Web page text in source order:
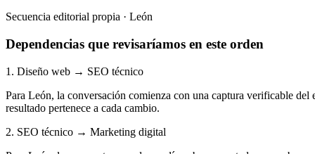
Secuencia editorial propia · León
Dependencias que revisaríamos en este orden
1. Diseño web → SEO técnico
Para León, la conversación comienza con una captura verificable del
resultado pertenece a cada cambio.
2. SEO técnico → Marketing digital